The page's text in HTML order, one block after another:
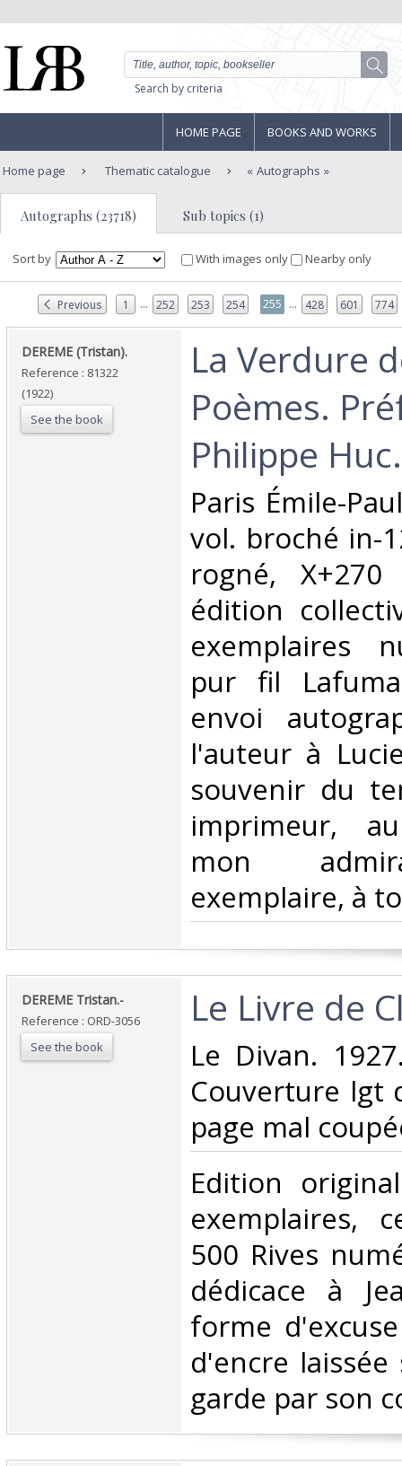
Search by criteria
HOME PAGE BOOKS AND WORKS
Home page Thematic catalogue Autographs
Autographs (23718) Sub topics (1)
Sort by With images only Nearby only
Previous 1 ... 252 253 254 255 ... 428 601 774
‎DEREME (Tristan).‎
Reference : 81322
(1922)
See the book
‎La Verdure
Poèmes.
Philippe Huc.‎
‎Paris Émile-
vol. broché in-
rogné,
édition
exemplaires
pur fil
envoi
l'auteur à
souvenir du
imprimeur,
mon
exemplaire, à
‎DEREME Tristan.-‎
Reference : ORD-3056
See the book
‎Le Livre de
‎Le Divan.
Couverture lgt
page mal
‎Edition
exemplaires,
500 Rives
dédicace à
forme
d'encre
garde par son